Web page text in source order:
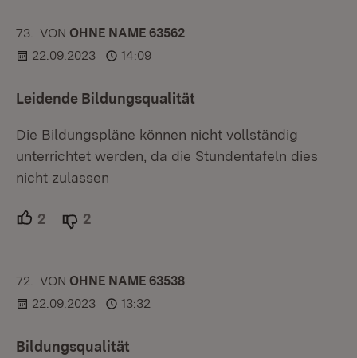
73. KOMMENTAR
VON :OHNE NAME 63562
22.09.2023
14:09
Leidende Bildungsqualität
Die Bildungspläne können nicht vollständig
unterrichtet werden, da die Stundentafeln dies
nicht zulassen
2 Unterstützer.
2
72. KOMMENTAR
VON :OHNE NAME 63538
22.09.2023
13:32
Bildungsqualität